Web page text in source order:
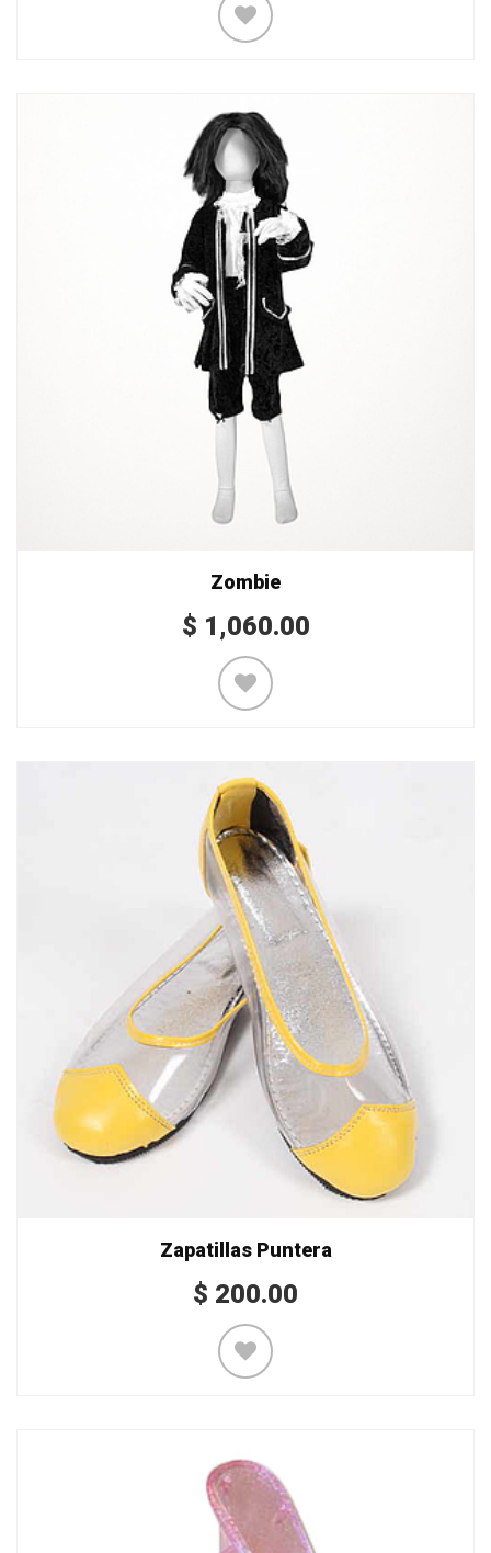
Zombie
$ 1,060.00
Zapatillas Puntera
$ 200.00